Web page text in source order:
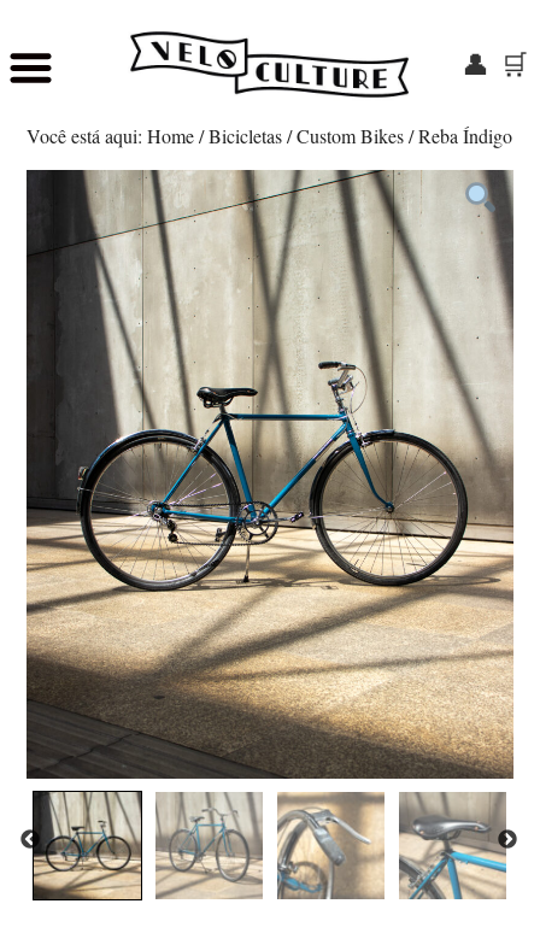
Skip
main
Saltar
Você está aqui:Home /Bicicletas /Custom Bikes /Reba Índigo
👤 🛒